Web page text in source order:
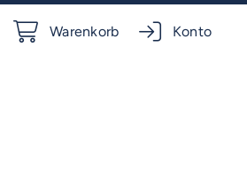
Warenkorb Konto